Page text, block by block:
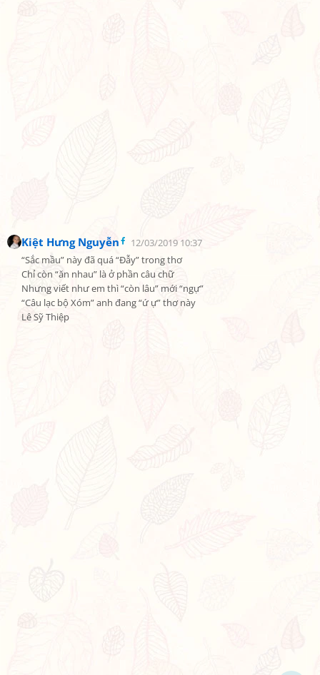
Kiệt Hưng Nguyễn
12/03/2019 10:37
“Sắc mầu” này đã quá “Đẫy” trong thơ
Chỉ còn “ăn nhau” là ở phần câu chữ
Nhưng viết như em thì “còn lâu” mới “ngự”
“Câu lạc bộ Xóm” anh đang “ứ ự” thơ này
Lê Sỹ Thiệp